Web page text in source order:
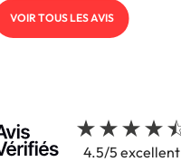
VOIR TOUS LES AVIS
4.5/5 excellent